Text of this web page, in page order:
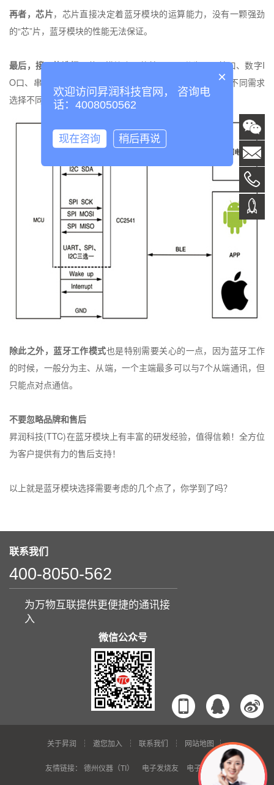
再者，芯片，芯片直接决定着蓝牙模块的运算能力，没有一颗强劲
的“芯”片，蓝牙模块的性能无法保证。
最后，接口的选择，蓝牙模块上面的接口可以分为USB接口、数字I
O口、串行接口、模拟
编程及语音接口等，根据不同需求
选择不同的接口。
除此之外，蓝牙工作模式也是特别需要关心的一点，因为蓝牙工作
的时候，一般分为主、从端，一个主端最多可以与7个从端通讯，但
只能点对点通信。
不要忽略品牌和售后
昇润科技(TTC)在蓝牙模块上有丰富的研发经验，值得信赖！全方位
为客户提供有力的售后支持！
以上就是蓝牙模块选择需要考虑的几个点了，你学到了吗？
联系我们
400-8050-562
为万物互联提供更便捷的通讯接
入
微信公众号
关于昇润 邀您加入 联系我们 网站地图
友情链接： 德州仪器（TI） 电子发烧友 电子芯吧客
×
欢迎访问昇润科技官网， 咨询电
话：4008050562
现在咨询 稍后再说